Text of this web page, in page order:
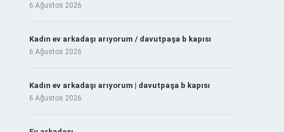
6 Ağustos 2026
Kadın ev arkadaşı arıyorum / davutpaşa b kapısı
6 Ağustos 2026
Kadın ev arkadaşı arıyorum | davutpaşa b kapısı
6 Ağustos 2026